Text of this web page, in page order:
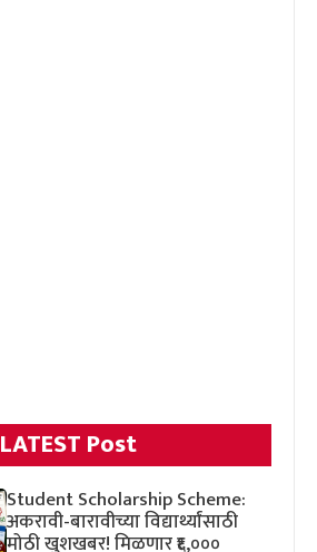
LATEST Post
Student Scholarship Scheme:
अकरावी-बारावीच्या विद्यार्थ्यांसाठी
मोठी खुशखबर! मिळणार ₹६,०००